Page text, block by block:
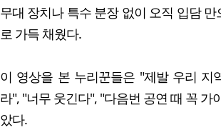
무대 장치나 특수 분장 없이 오직 입담 만
로 가득 채웠다.
이 영상을 본 누리꾼들은 "제발 우리 지
라", "너무 웃긴다", "다음번 공연 때 꼭 가
았다.